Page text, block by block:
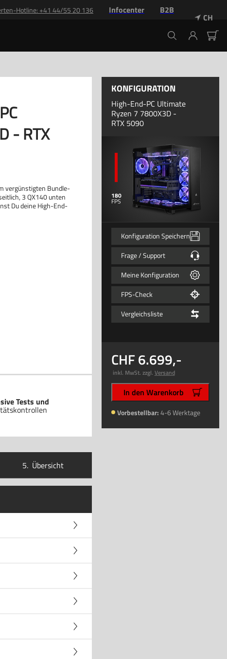
Hotline: +41 44/55 20 136 Infocenter B2B
CH
- RTX
vergünstigten Bundle-
3 QX140 unten
Du deine High-End-
Tests und
5. Übersicht
KONFIGURATION
High-End-PC Ultimate
Ryzen 7 7800X3D -
RTX 5090
180
Konfiguration Speichern
Frage / Support
Meine Konfiguration
FPS-Check
Vergleichsliste
6.699,-
inkl. MwSt. zzgl. Versand
In den Warenkorb
Vorbestellbar:4-6 Werktage